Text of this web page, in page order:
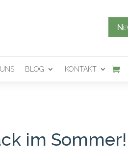
BLOG KONTAKT
im Sommer!